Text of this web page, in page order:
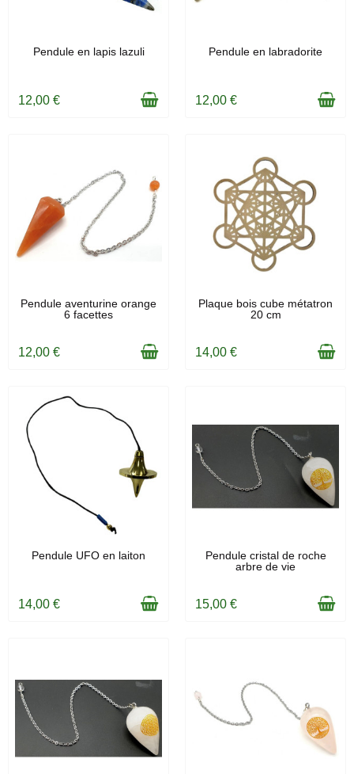
EN STOCK
Pendule en lapis lazuli
12,00 €
EN STOCK
Pendule en labradorite
12,00 €
EN STOCK
Pendule aventurine orange
6 facettes
12,00 €
EN STOCK
Plaque bois cube métatron
20 cm
14,00 €
EN STOCK
Pendule UFO en laiton
14,00 €
EN STOCK
Pendule cristal de roche
arbre de vie
15,00 €